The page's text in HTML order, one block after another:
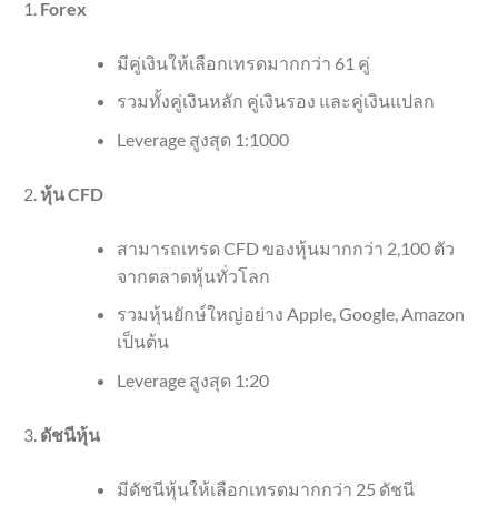
Forex
มีคู่เงินให้เลือกเทรดมากกว่า 61 คู่
รวมทั้งคู่เงินหลัก คู่เงินรอง และคู่เงินแปลก
Leverage สูงสุด 1:1000
หุ้น CFD
สามารถเทรด CFD ของหุ้นมากกว่า 2,100 ตัว
จากตลาดหุ้นทั่วโลก
รวมหุ้นยักษ์ใหญ่อย่าง Apple, Google, Amazon
เป็นต้น
Leverage สูงสุด 1:20
ดัชนีหุ้น
มีดัชนีหุ้นให้เลือกเทรดมากกว่า 25 ดัชนี